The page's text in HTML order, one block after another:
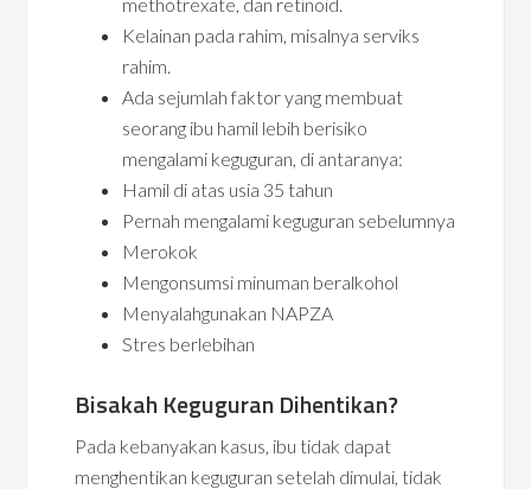
Kelainan pada rahim, misalnya serviks
rahim.
Ada sejumlah faktor yang membuat
seorang ibu hamil lebih berisiko
mengalami keguguran, di antaranya:
Hamil di atas usia 35 tahun
Pernah mengalami keguguran sebelumnya
Merokok
Mengonsumsi minuman beralkohol
Menyalahgunakan NAPZA
Stres berlebihan
Bisakah Keguguran Dihentikan?
Pada kebanyakan kasus, ibu tidak dapat
menghentikan keguguran setelah dimulai, tidak